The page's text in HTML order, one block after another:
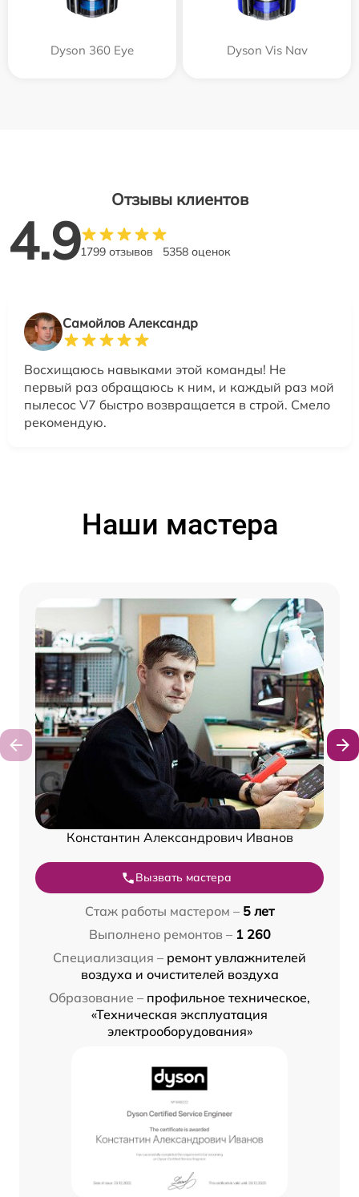
Dyson 360 Eye Dyson Vis Nav
Отзывы клиентов
4.91799 отзывов 5358 оценок
Самойлов Александр
Восхищаюсь навыками этой команды! Не
первый раз обращаюсь к ним, и каждый раз мой
пылесос V7 быстро возвращается в строй. Смело
рекомендую.
Наши мастера
Константин Александрович Иванов
Вызвать мастера
Стаж работы мастером – 5 лет
Выполнено ремонтов – 1 260
Специализация – ремонт увлажнителей
воздуха и очистителей воздуха
Образование – профильное техническое,
«Техническая эксплуатация
электрооборудования»